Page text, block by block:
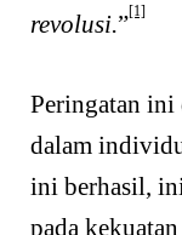
revolusi.”[1]
Peringatan
dalam
ini berhasil,
pada